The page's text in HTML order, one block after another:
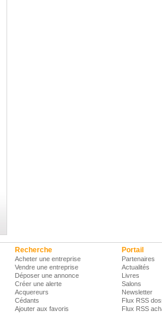
Recherche
Acheter une entreprise
Vendre une entreprise
Déposer une annonce
Créer une alerte
Acquereurs
Cédants
Ajouter aux favoris
Portail
Partenaires
Actualités
Livres
Salons
Newsletter
Flux RSS
Flux RSS